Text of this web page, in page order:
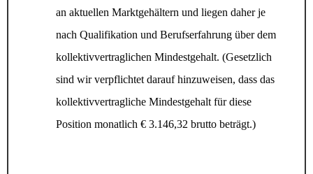
an aktuellen Marktgehältern und liegen daher je
nach Qualifikation und Berufserfahrung über dem
kollektivvertraglichen Mindestgehalt. (Gesetzlich
sind wir verpflichtet darauf hinzuweisen, dass das
kollektivvertragliche Mindestgehalt für diese
Position monatlich € 3.146,32 brutto beträgt.)